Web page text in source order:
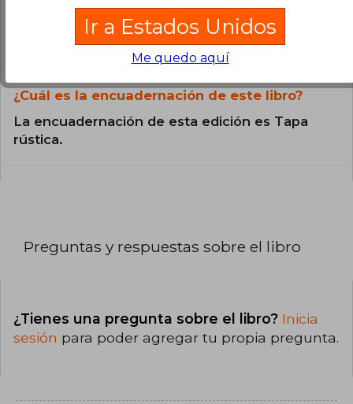
El libro está escrito en Español.
¿Cuál es la encuadernación de este libro?
La encuadernación de esta edición es Tapa
rústica.
Preguntas y respuestas sobre el libro
¿Tienes una pregunta sobre el libro? Inicia
sesión para poder agregar tu propia pregunta.
Ir a Estados Unidos
Me quedo aquí